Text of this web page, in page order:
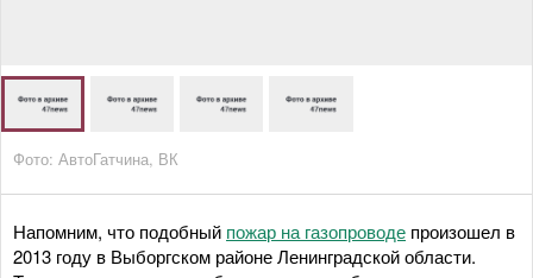
Фото: АвтоГатчина, ВК
Напомним, что подобный пожар на газопроводе произошел в
2013 году в Выборгском районе Ленинградской области.